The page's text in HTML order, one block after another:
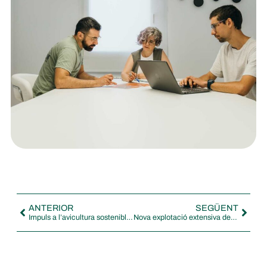
ANTERIOR
Impuls a l’avicultura sostenible a Explotacions Ràfols
SEGÜENT
Nova explotació extensiva de vaques Salers a Sant Agustí de Lluçanès